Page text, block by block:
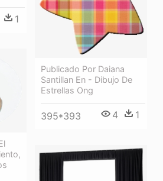
1
Publicado Por Daiana
Santillan En - Dibujo De
Estrellas Ong
395*393 4 1